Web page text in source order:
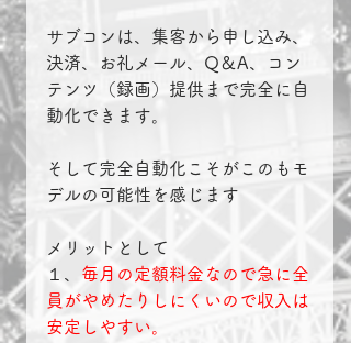
サブコンは、集客から申し込み、
決済、お礼メール、Q＆A、コン
テンツ（録画）提供まで完全に自
動化できます。
そして完全自動化こそがこのもモ
デルの可能性を感じます
メリットとして
１、 毎月の定額料金なので急に全
員がやめたりしにくいので収入は
安定しやすい。